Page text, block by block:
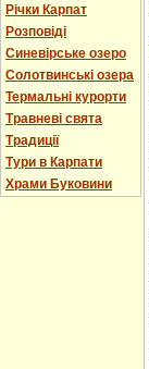
Річки Карпат
Розповіді
Синевірське озеро
Солотвинські озера
Термальні курорти
Травневі свята
Традиції
Тури в Карпати
Храми Буковини